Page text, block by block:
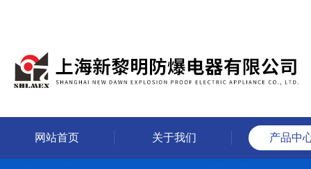
网站首页 关于我们 产品中